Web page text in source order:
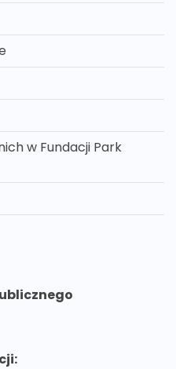
w Fundacji Park